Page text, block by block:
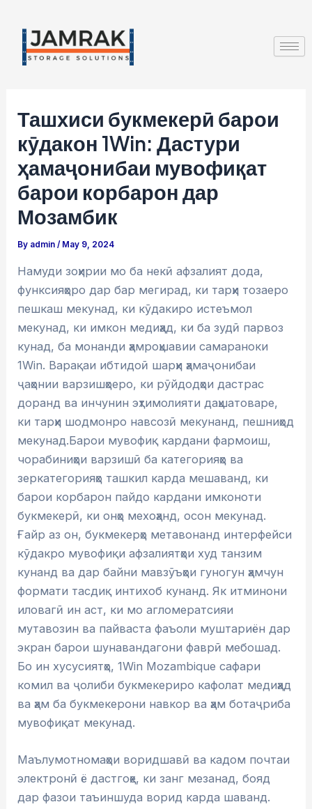
Skip
content
Ташхиси букмекерӣ барои
кӯдакон 1Win: Дастури
ҳамаҷонибаи мувофиқат
барои корбарон дар
Мозамбик
By admin/ May 9, 2024
Намуди зоҳирии мо ба некӣ афзалият дода,
функсияҳоро дар бар мегирад, ки тарҳи тозаеро
пешкаш мекунад, ки кӯдакиро истеъмол
мекунад, ки имкон медиҳад, ки ба зудӣ парвоз
кунад, ба монанди ҳамроҳшавии самараноки
1Win. Варақаи ибтидоӣ шарҳи ҳамаҷонибаи
ҷаҳонии варзишҳоеро, ки рӯйдодҳои дастрас
доранд ва инчунин эҳтимолияти даҳшатоваре,
ки тарҳи шодмонро навсозӣ мекунанд, пешниҳод
мекунад.Барои мувофиқ кардани фармоиш,
чорабиниҳои варзишӣ ба категорияҳо ва
зеркатегорияҳо ташкил карда мешаванд, ки
барои корбарон пайдо кардани имконоти
букмекерӣ, ки онҳо мехоҳанд, осон мекунад.
Ғайр аз он, букмекерҳо метавонанд интерфейси
кӯдакро мувофиқи афзалиятҳои худ танзим
кунанд ва дар байни мавзӯъҳои гуногун ҳамчун
формати тасдиқ интихоб кунанд. Як итминони
иловагӣ ин аст, ки мо агломератсияи
мутавозин ва пайваста фаъоли муштариён дар
экран барои шунавандагони фаврӣ мебошад.
Бо ин хусусиятҳо, 1Win Mozambique сафари
комил ва ҷолиби букмекериро кафолат медиҳад
ва ҳам ба букмекерони навкор ва ҳам ботаҷриба
мувофиқат мекунад.
Маълумотномаҳои воридшавӣ ва кадом почтаи
электронӣ ё дастгоҳе, ки занг мезанад, бояд
дар фазои таъиншуда ворид карда шаванд.
Post
navigation